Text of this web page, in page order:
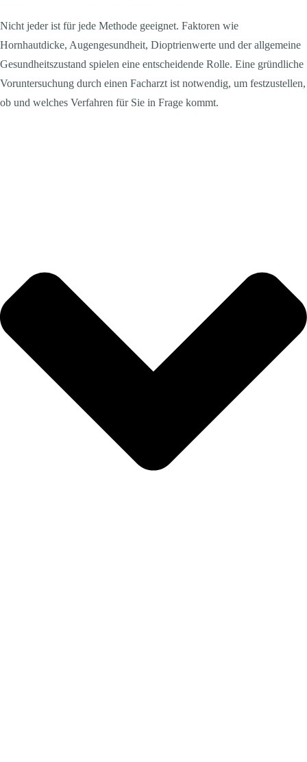
Nicht jeder ist für jede Methode geeignet. Faktoren wie
Hornhautdicke, Augengesundheit, Dioptrienwerte und der allgemeine
Gesundheitszustand spielen eine entscheidende Rolle. Eine gründliche
Voruntersuchung durch einen Facharzt ist notwendig, um festzustellen,
ob und welches Verfahren für Sie in Frage kommt.